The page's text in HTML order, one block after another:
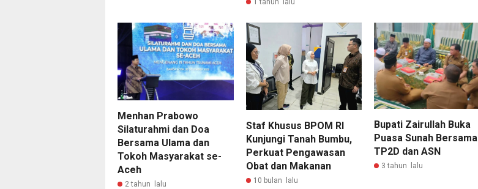
1 tahun lalu
Menhan Prabowo
Silaturahmi dan Doa
Bersama Ulama dan
Tokoh Masyarakat se-
Aceh
2 tahun lalu
Staf Khusus BPOM RI
Kunjungi Tanah Bumbu,
Perkuat Pengawasan
Obat dan Makanan
10 bulan lalu
Bupati Zairullah Buka
Puasa Sunah Bersama
TP2D dan ASN
3 tahun lalu